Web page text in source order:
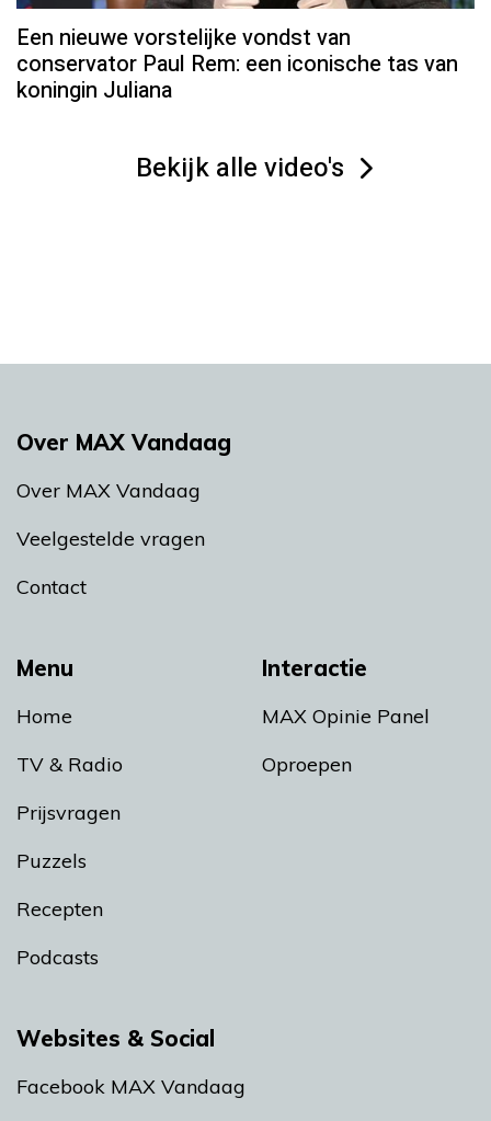
Een nieuwe vorstelijke vondst van
conservator Paul Rem: een iconische tas van
koningin Juliana
Bekijk alle video's
Menu
Home
TV & Radio
Prijsvragen
Puzzels
Recepten
Podcasts
Interactie
MAX Opinie Panel
Oproepen
Over MAX Vandaag
Over MAX Vandaag
Veelgestelde vragen
Contact
Websites & Social
Facebook MAX Vandaag